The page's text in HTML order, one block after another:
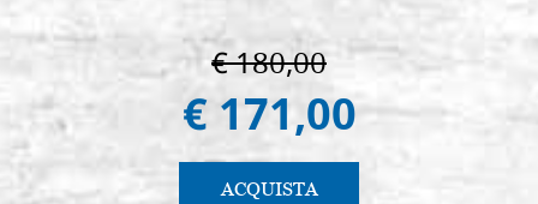
€ 180,00
€ 171,00
ACQUISTA